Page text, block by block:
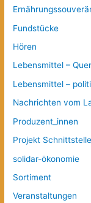
Fundstücke
Hören
Lebensmittel –
Lebensmittel –
Nachrichten vom
Produzent_innen
Projekt Schnittstelle
solidar-ökonomie
Sortiment
Veranstaltungen